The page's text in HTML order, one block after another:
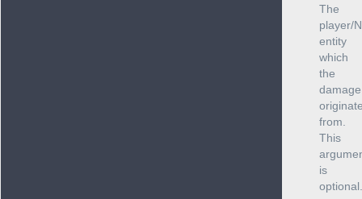
The
player/
entity
which
the
damage
from.
This
is
optional.